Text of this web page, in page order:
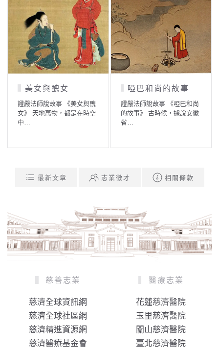
《美女與醜
都是在時空
啞巴和尚的故事
證嚴法師說故事 《啞巴和尚
的故事》 古時候，據說安徽
守財奴轉
兒」
證嚴法師說故事
最新文章 志業徵才 相關條款
慈善志業
慈濟全球資訊網
慈濟全球社區網
慈濟精進資源網
慈濟醫療基金會
醫療志業
花蓮慈濟醫院
玉里慈濟醫院
關山慈濟醫院
臺北慈濟醫院